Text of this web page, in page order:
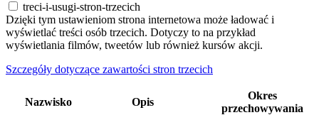
treci-i-usugi-stron-trzecich
Dzięki tym ustawieniom strona internetowa może ładować i
wyświetlać treści osób trzecich. Dotyczy to na przykład
wyświetlania filmów, tweetów lub również kursów akcji.
Szczegóły dotyczące zawartości stron trzecich
Nazwisko Opis
Okres
przechowywania